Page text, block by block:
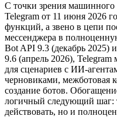
С точки зрения машинного
Telegram от 11 июня 2026
функций, а звено в цепи
мессенджера в
Bot API 9.3 (декабрь 2025)
9.6 (апрель 2026), Telegram
для сценариев с ИИ-
черновиками, межботовая
создание ботов.
логичный следующий шаг:
действовать, но и